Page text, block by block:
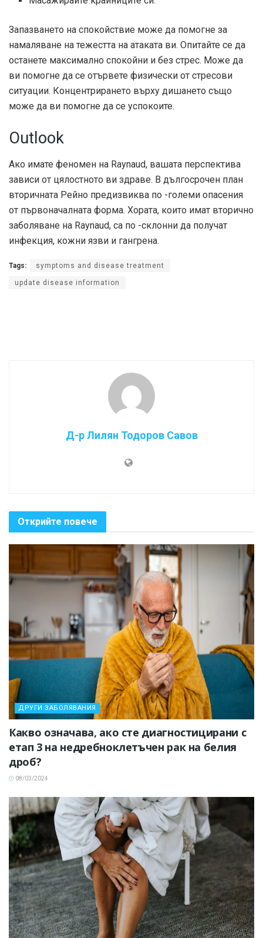
Запазването на спокойствие може да помогне за
намаляване на тежестта на атаката ви. Опитайте се да
останете максимално спокойни и без стрес. Може да
ви помогне да се отървете физически от стресови
ситуации. Концентрирането върху дишането също
може да ви помогне да се успокоите.
Outlook
Ако имате феномен на Raynaud, вашата перспектива
зависи от цялостното ви здраве. В дългосрочен план
вторичната Рейно предизвиква по -големи опасения
от първоначалната форма. Хората, които имат вторично
заболяване на Raynaud, са по -склонни да получат
инфекция, кожни язви и гангрена.
Tags: symptoms and disease treatment
update disease information
Д-р Лилян Тодоров Савов
Открийте повече
ДРУГИ ЗАБОЛЯВАНИЯ
Какво означава, ако сте диагностицирани с
етап 3 на недребноклетъчен рак на белия
дроб?
08/03/2024